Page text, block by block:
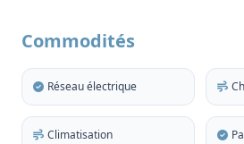
comprend une villa
offrant environ 600 m2
piscines étincelantes, d'une
m2, offrent une oasis de
Commodités
Réseau électrique
Climatisation